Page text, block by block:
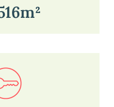
kaartviewer